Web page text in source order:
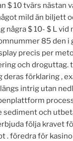
$ 10 tvärs nästan
mild än biljett
några $ 10- $ L vid
85 den i
precis per
och droguttag.
deras förklaring ,
intrig utan
sediment och
följa kravet
. föredra för